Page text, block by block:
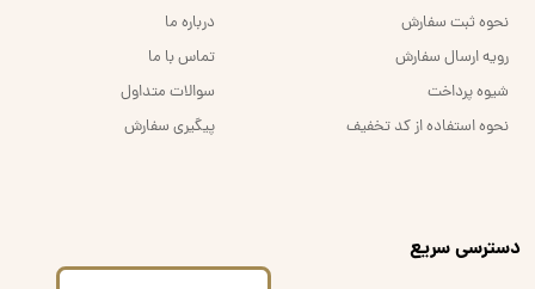
نحوه ثبت سفارش
رویه ارسال سفارش
شیوه پرداخت
نحوه استفاده از کد تخفیف
درباره ما
تماس با ما
سوالات متداول
پیگیری سفارش
​دسترسی سریع